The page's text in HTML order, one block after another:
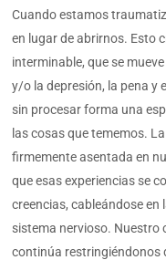
Cuando estamos
en lugar de abrirnos. Esto
interminable, que se
y/o la depresión, la pena y
sin procesar forma una
las cosas que tememos.
firmemente asentada en
que esas experiencias se
creencias, cableándose
sistema nervioso. Nuestro
continúa restringiéndonos